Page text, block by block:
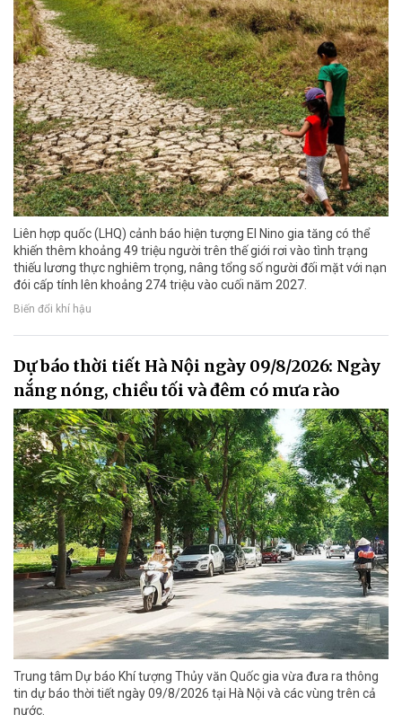
Liên hợp quốc (LHQ) cảnh báo hiện tượng El Nino gia tăng có thể
khiến thêm khoảng 49 triệu người trên thế giới rơi vào tình trạng
thiếu lương thực nghiêm trọng, nâng tổng số người đối mặt với nạn
đói cấp tính lên khoảng 274 triệu vào cuối năm 2027.
Biến đổi khí hậu
Dự báo thời tiết Hà Nội ngày 09/8/2026: Ngày
nắng nóng, chiều tối và đêm có mưa rào
Trung tâm Dự báo Khí tượng Thủy văn Quốc gia vừa đưa ra thông
tin dự báo thời tiết ngày 09/8/2026 tại Hà Nội và các vùng trên cả
nước.